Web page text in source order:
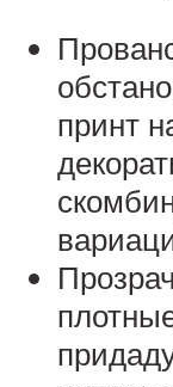
принт